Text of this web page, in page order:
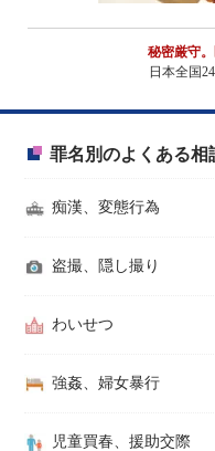
秘密厳守。
日本全国
罪名別のよくある相
痴漢、変態行為
盗撮、隠し撮り
わいせつ
強姦、婦女暴行
児童買春、援助交際